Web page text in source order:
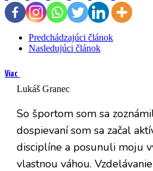
Predchádzajúci článok
Nasledujúci článok
Viac
Lukáš Granec
So športom som sa
dospievaní som sa začal
disciplíne a posunuli moju
vlastnou váhou.